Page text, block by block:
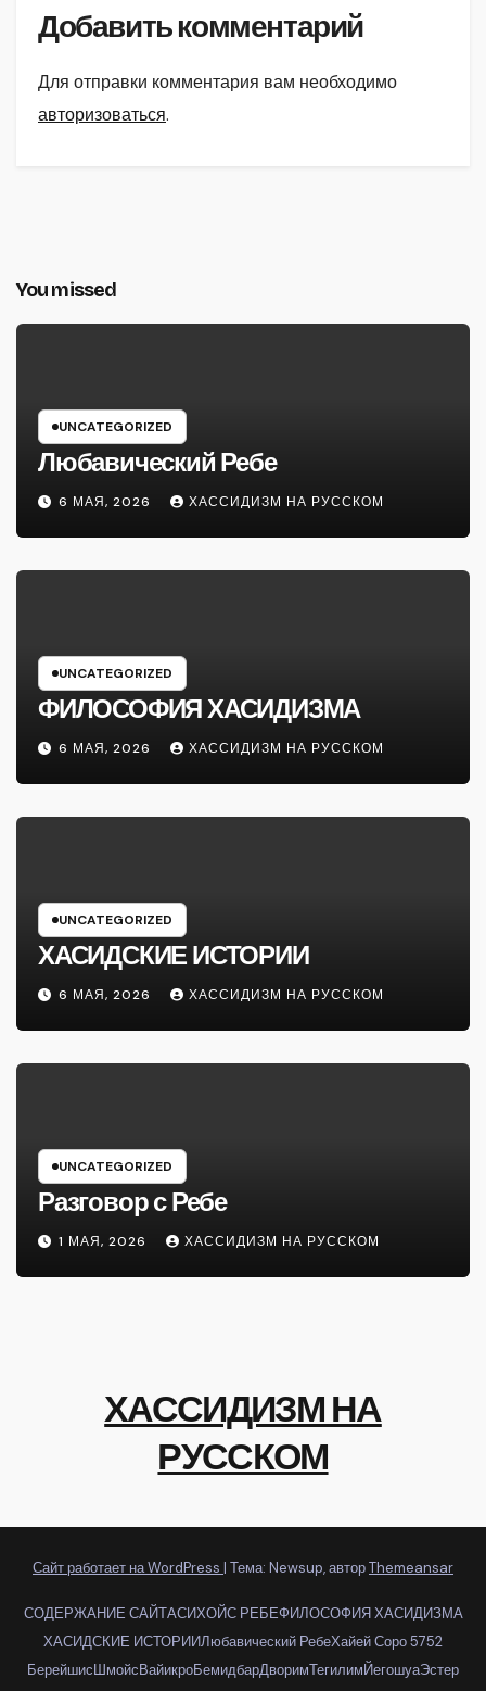
Добавить комментарий
Для отправки комментария вам необходимо
авторизоваться.
You missed
UNCATEGORIZED
Любавический Ребе
6 МАЯ, 2026 ХАССИДИЗМ НА РУССКОМ
UNCATEGORIZED
ФИЛОСОФИЯ ХАСИДИЗМА
6 МАЯ, 2026 ХАССИДИЗМ НА РУССКОМ
UNCATEGORIZED
ХАСИДСКИЕ ИСТОРИИ
6 МАЯ, 2026 ХАССИДИЗМ НА РУССКОМ
UNCATEGORIZED
Разговор с Ребе
1 МАЯ, 2026 ХАССИДИЗМ НА РУССКОМ
ХАССИДИЗМ НА
РУССКОМ
Сайт работает на WordPress | Тема: Newsup, авторThemeansar
СОДЕРЖАНИЕ САЙТАСИХОЙС РЕБЕФИЛОСОФИЯ ХАСИДИЗМА
ХАСИДСКИЕ ИСТОРИИЛюбавический РебеХайей Соро 5752
БерейшисШмойсВайикроБемидбарДворимТегилимЙегошуаЭстер